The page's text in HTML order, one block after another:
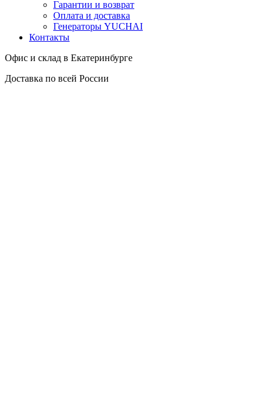
Гарантии и возврат
Оплата и доставка
Генераторы YUCHAI
Контакты
Офис и склад в Екатеринбурге
Доставка по всей России